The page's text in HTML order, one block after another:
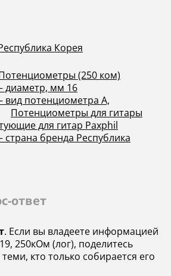
Корея
(250 ком)
мм 16
потенциометра А,
Потенциометры для гитары
для гитар Paxphil
бренда Республика
ответ
. Если вы владеете информацией
250кОм (лог), поделитесь
кто только собирается его